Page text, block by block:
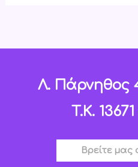
Λ. Πάρνηθος
T.K.
Βρείτε μας